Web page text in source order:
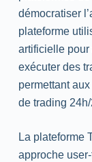
démocratiser
plateforme
artificielle pour
exécuter des
permettant
de trading
La plateforme
approche